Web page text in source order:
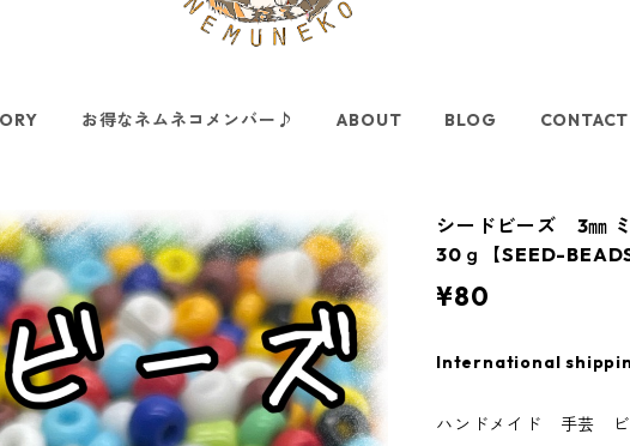
お得なネムネコメンバー♪ ABOUT BLOG CONTACT
シードビーズ 3㎜
30ｇ【SEED-
¥80
International
ハンドメイド 手芸